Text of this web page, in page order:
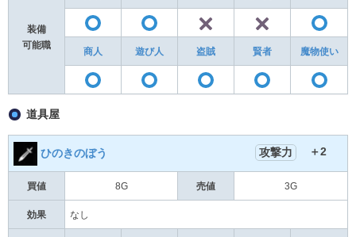
装備
可能職
商人 遊び人 盗賊 賢者 魔物使い
道具屋
ひのきのぼう 攻撃力 ＋2
買値 8G 売値 3G
効果 なし